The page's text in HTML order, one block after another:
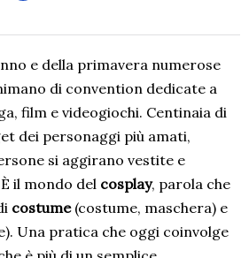
e della primavera numerose
di convention dedicate a
film e videogiochi. Centinaia di
dei personaggi più amati,
si aggirano vestite e
il mondo del cosplay, parola che
costume (costume, maschera) e
Una pratica che oggi coinvolge